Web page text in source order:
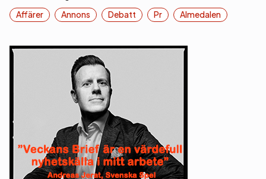
Affärer
Annons Debatt Pr Almedalen